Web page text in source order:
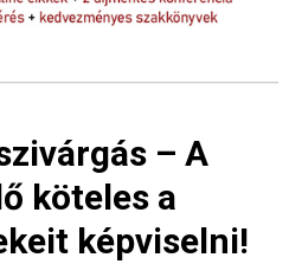
– A
köteles a
képviselni!